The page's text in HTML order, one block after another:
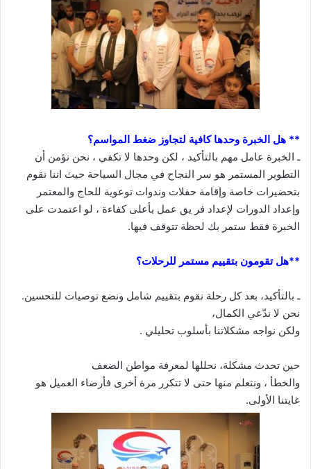
** هل الخبرة وحدها كافية لتجاوز ضغط المواسم؟
ـ الخبرة عامل مهم بالتأكيد ، لكن وحدها لا تكفي ، نحن نؤمن أن
التطوير المستمر هو سر النجاح في مجال السياحة حيث اننا نقوم
بتحضيرات خاصة وإقامة حفلات وندوات توعوية للحاج والمعتمر
وإعداد الدورات لإعداد فر يق عمل بأعلى كفاءة ، لو اعتمدت على
الخبرة فقط ستمر بك لحظة تتوقف فيها.
**هل تقومون بتقييم مستمر للرحلات؟
ـ بالتأكيد، بعد كل رحلة نقوم بتقييم شامل ونضع توصيات للتحسين.
نحن لا ندّعي الكمال،
ولكن نواجه مشكلاتنا بأسلوب تحليلي .
حين تحدث مشكلة، نحللها لمعرفة مواطن الضعف
والخطأ ، ونتعلم منها حتى لا تتكرر مرة أخرى فأرضاء العميل هو
غايتنا الأولى.